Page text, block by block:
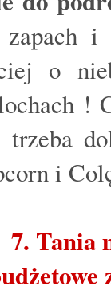
o
trzeba
i
7. Tania